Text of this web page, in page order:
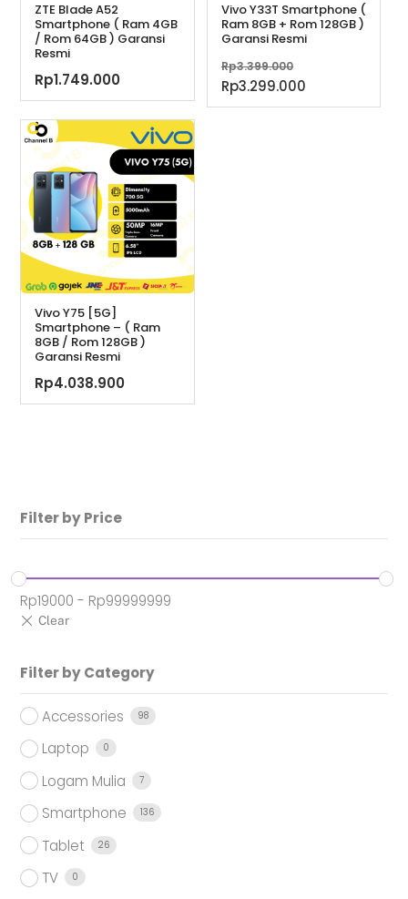
ZTE Blade A52
Smartphone ( Ram 4GB
/ Rom 64GB ) Garansi
Resmi
Rp1.749.000
Vivo Y33T Smartphone (
Ram 8GB + Rom 128GB )
Garansi Resmi
Rp3.399.000
aslinya
adalah:
Rp3.299.000Harga
saat
Vivo Y75 [5G]
Smartphone – ( Ram
8GB / Rom 128GB )
Garansi Resmi
Rp4.038.900
Filter by Price
Rp19000 - Rp99999999
Filter by Category
Accessories 98
Laptop 0
Logam Mulia 7
Smartphone 136
Tablet 26
TV 0